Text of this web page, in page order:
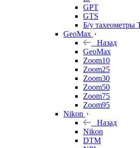
GPT
GTS
Б/у тахеометры
GeoMax
Назад
GeoMax
Zoom10
Zoom25
Zoom30
Zoom50
Zoom75
Zoom95
Nikon
Назад
Nikon
DTM